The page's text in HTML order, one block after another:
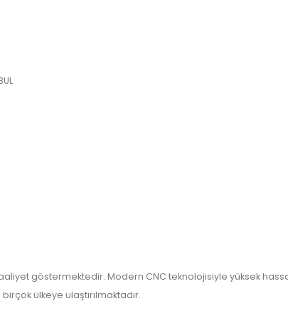
göstermektedir. Modern CNC teknolojisiyle yüksek
ülkeye ulaştırılmaktadır.